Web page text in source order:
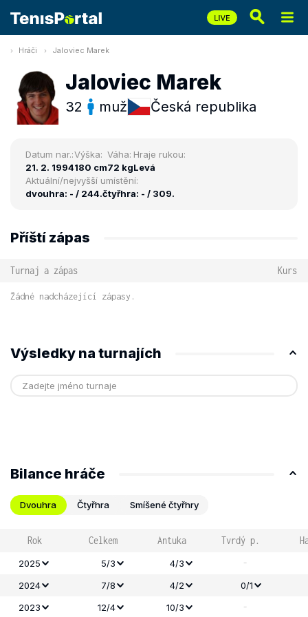
Hráči Jaloviec Marek
Jaloviec Marek
32 muž Česká republika
Datum nar.:
21. 2. 1994
Výška:
180 cm
Váha:
72 kg
Hraje rukou:
Levá
Aktuální/nejvyšší umístění:
dvouhra: - / 244.čtyřhra: - / 309.
Příští zápas
Turnaj a zápas Kurs
Žádné nadcházející zápasy.
Výsledky na turnajích
Bilance hráče
Dvouhra Čtyřhra Smíšené čtyřhry
Rok Celkem Antuka Tvrdý p.
2025 5/3 4/3 -
2024 7/8 4/2
0/1
2023
12/4 10/3 -